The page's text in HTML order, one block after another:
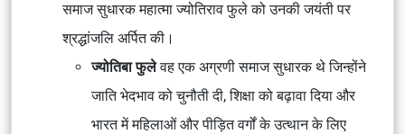
समाज सुधारक महात्मा ज्योतिराव फुले को उनकी जयंती पर
श्रद्धांजलि अर्पित की।
ज्योतिबा फुलेवह एक अग्रणी समाज सुधारक थे जिन्होंने
जाति भेदभाव को चुनौती दी, शिक्षा को बढ़ावा दिया और
भारत में महिलाओं और पीड़ित वर्गों के उत्थान के लिए